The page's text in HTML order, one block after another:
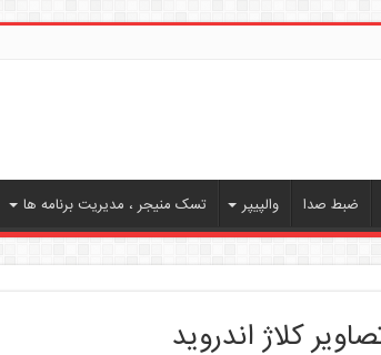
ضبط صدا والپیپر تسک منیجر ، مدیریت برنامه ها
کلاژ اندروید